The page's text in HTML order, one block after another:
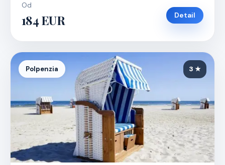
Od
184 EUR Detail
Polpenzia 3 ★